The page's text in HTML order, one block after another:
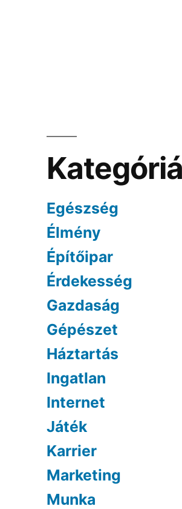
Egészség
Élmény
Építőipar
Érdekesség
Gazdaság
Gépészet
Háztartás
Ingatlan
Internet
Játék
Karrier
Marketing
Munka